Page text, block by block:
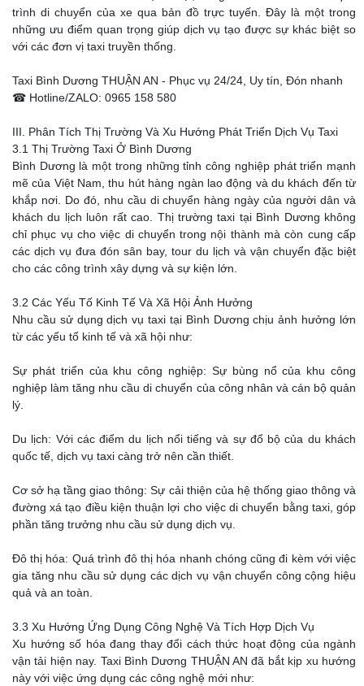
trình di chuyển của xe qua bản đồ trực tuyến. Đây là một trong
những ưu điểm quan trọng giúp dịch vụ tạo được sự khác biệt so
với các đơn vị taxi truyền thống.
Taxi Bình Dương THUẬN AN - Phục vụ 24/24, Uy tín, Đón nhanh
☎ Hotline/ZALO: 0965 158 580
III. Phân Tích Thị Trường Và Xu Hướng Phát Triển Dịch Vụ Taxi
3.1 Thị Trường Taxi Ở Bình Dương
Bình Dương là một trong những tỉnh công nghiệp phát triển mạnh
mẽ của Việt Nam, thu hút hàng ngàn lao động và du khách đến từ
khắp nơi. Do đó, nhu cầu di chuyển hàng ngày của người dân và
khách du lịch luôn rất cao. Thị trường taxi tại Bình Dương không
chỉ phục vụ cho việc di chuyển trong nội thành mà còn cung cấp
các dịch vụ đưa đón sân bay, tour du lịch và vận chuyển đặc biệt
cho các công trình xây dựng và sự kiện lớn.
3.2 Các Yếu Tố Kinh Tế Và Xã Hội Ảnh Hưởng
Nhu cầu sử dụng dịch vụ taxi tại Bình Dương chịu ảnh hưởng lớn
từ các yếu tố kinh tế và xã hội như:
Sự phát triển của khu công nghiệp: Sự bùng nổ của khu công
nghiệp làm tăng nhu cầu di chuyển của công nhân và cán bộ quản
lý.
Du lịch: Với các điểm du lịch nổi tiếng và sự đổ bộ của du khách
quốc tế, dịch vụ taxi càng trở nên cần thiết.
Cơ sở hạ tầng giao thông: Sự cải thiện của hệ thống giao thông và
đường xá tạo điều kiện thuận lợi cho việc di chuyển bằng taxi, góp
phần tăng trưởng nhu cầu sử dụng dịch vụ.
Đô thị hóa: Quá trình đô thị hóa nhanh chóng cũng đi kèm với việc
gia tăng nhu cầu sử dụng các dịch vụ vận chuyển công cộng hiệu
quả và an toàn.
3.3 Xu Hướng Ứng Dụng Công Nghệ Và Tích Hợp Dịch Vụ
Xu hướng số hóa đang thay đổi cách thức hoạt động của ngành
vận tải hiện nay. Taxi Bình Dương THUẬN AN đã bắt kịp xu hướng
này với việc ứng dụng các công nghệ mới như: